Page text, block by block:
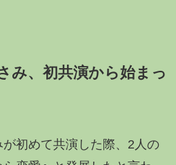
み、初共演から始まっ
初めて共演した際、2人の